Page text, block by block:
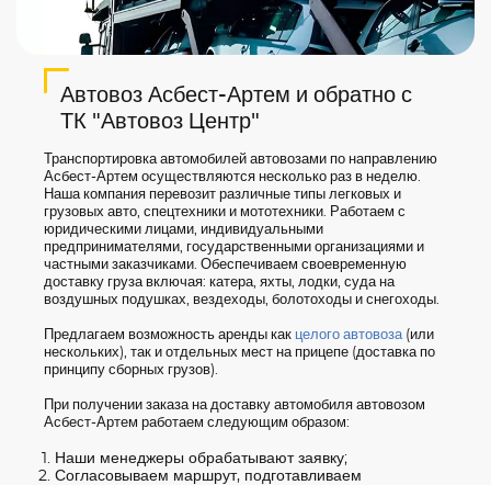
Автовоз Асбест-Артем и обратно с
ТК "Автовоз Центр"
Транспортировка автомобилей автовозами по направлению
Асбест-Артем осуществляются несколько раз в неделю.
Наша компания перевозит различные типы легковых и
грузовых авто, спецтехники и мототехники. Работаем с
юридическими лицами, индивидуальными
предпринимателями, государственными организациями и
частными заказчиками. Обеспечиваем своевременную
доставку груза включая: катера, яхты, лодки, суда на
воздушных подушках, вездеходы, болотоходы и снегоходы.
Предлагаем возможность аренды как целого автовоза(или
нескольких), так и отдельных мест на прицепе (доставка по
принципу сборных грузов).
При получении заказа на доставку автомобиля автовозом
Асбест-Артем работаем следующим образом:
Наши менеджеры обрабатывают заявку;
Согласовываем маршрут, подготавливаем